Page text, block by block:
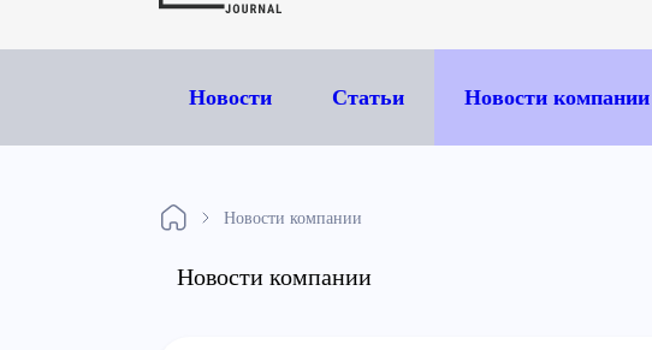
Новости Статьи Новости компании
Новости компании
Новости компании